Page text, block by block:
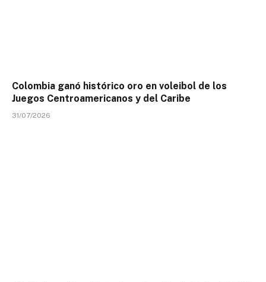
Colombia ganó histórico oro en voleibol de los
Juegos Centroamericanos y del Caribe
31/07/2026